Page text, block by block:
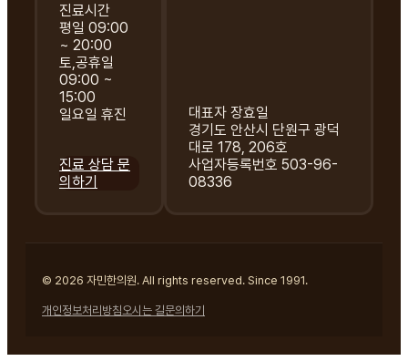
진료시간
평일 09:00
~ 20:00
토,공휴일
09:00 ~
15:00
일요일 휴진
진료 상담 문
의하기
대표자 장효일
경기도 안산시 단원구 광덕
대로 178, 206호
사업자등록번호 503-96-
08336
© 2026 자민한의원. All rights reserved. Since 1991.
개인정보처리방침오시는 길문의하기